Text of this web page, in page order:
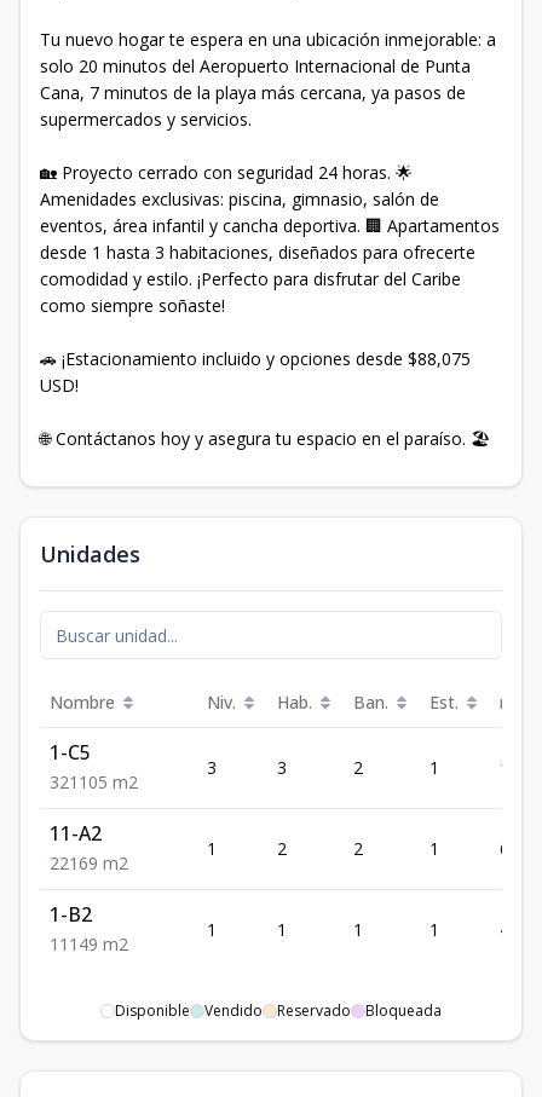
Tu nuevo hogar te espera en una ubicación inmejorable: a
solo 20 minutos del Aeropuerto Internacional de Punta
Cana, 7 minutos de la playa más cercana, ya pasos de
supermercados y servicios.
🏡 Proyecto cerrado con seguridad 24 horas. 🌟
Amenidades exclusivas: piscina, gimnasio, salón de
eventos, área infantil y cancha deportiva. 🏢 Apartamentos
desde 1 hasta 3 habitaciones, diseñados para ofrecerte
comodidad y estilo. ¡Perfecto para disfrutar del Caribe
como siempre soñaste!
🚗 ¡Estacionamiento incluido y opciones desde $88,075
USD!
🌐 Contáctanos hoy y asegura tu espacio en el paraíso. 🏖️
Unidades
Nombre Niv. Hab. Ban. Est. m²
1-C5
321 105 m2
3 3 2 1 105
11-A2
221 69 m2
1 2 2 1 69
1-B2
1 1 1 49 m2
1 1 1 1 49
Disponible Vendido Reservado Bloqueada